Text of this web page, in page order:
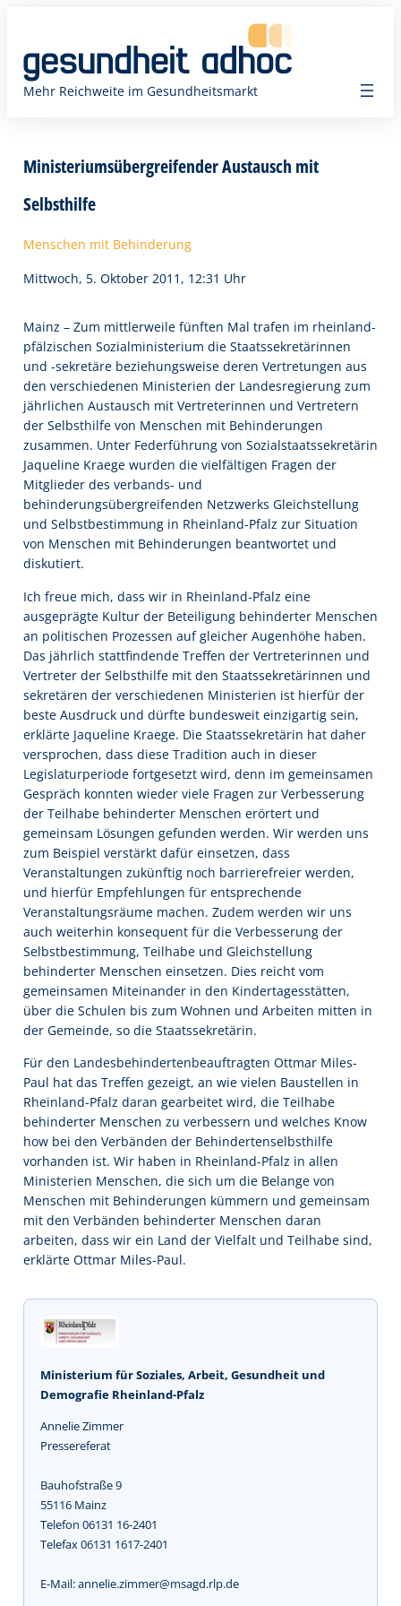
springen
Mehr Reichweite im Gesundheitsmarkt
Ministeriumsübergreifender Austausch mit
Selbsthilfe
Menschen mit Behinderung
Mittwoch, 5. Oktober 2011, 12:31 Uhr
Mainz – Zum mittlerweile fünften Mal trafen im rheinland-
pfälzischen Sozialministerium die Staatssekretärinnen
und -sekretäre beziehungsweise deren Vertretungen aus
den verschiedenen Ministerien der Landesregierung zum
jährlichen Austausch mit Vertreterinnen und Vertretern
der Selbsthilfe von Menschen mit Behinderungen
zusammen. Unter Federführung von Sozialstaatssekretärin
Jaqueline Kraege wurden die vielfältigen Fragen der
Mitglieder des verbands- und
behinderungsübergreifenden Netzwerks Gleichstellung
und Selbstbestimmung in Rheinland-Pfalz zur Situation
von Menschen mit Behinderungen beantwortet und
diskutiert.
Ich freue mich, dass wir in Rheinland-Pfalz eine
ausgeprägte Kultur der Beteiligung behinderter Menschen
an politischen Prozessen auf gleicher Augenhöhe haben.
Das jährlich stattfindende Treffen der Vertreterinnen und
Vertreter der Selbsthilfe mit den Staatssekretärinnen und
sekretären der verschiedenen Ministerien ist hierfür der
beste Ausdruck und dürfte bundesweit einzigartig sein,
erklärte Jaqueline Kraege. Die Staatssekretärin hat daher
versprochen, dass diese Tradition auch in dieser
Legislaturperiode fortgesetzt wird, denn im gemeinsamen
Gespräch konnten wieder viele Fragen zur Verbesserung
der Teilhabe behinderter Menschen erörtert und
gemeinsam Lösungen gefunden werden. Wir werden uns
zum Beispiel verstärkt dafür einsetzen, dass
Veranstaltungen zukünftig noch barrierefreier werden,
und hierfür Empfehlungen für entsprechende
Veranstaltungsräume machen. Zudem werden wir uns
auch weiterhin konsequent für die Verbesserung der
Selbstbestimmung, Teilhabe und Gleichstellung
behinderter Menschen einsetzen. Dies reicht vom
gemeinsamen Miteinander in den Kindertagesstätten,
über die Schulen bis zum Wohnen und Arbeiten mitten in
der Gemeinde, so die Staatssekretärin.
Für den Landesbehindertenbeauftragten Ottmar Miles-
Paul hat das Treffen gezeigt, an wie vielen Baustellen in
Rheinland-Pfalz daran gearbeitet wird, die Teilhabe
behinderter Menschen zu verbessern und welches Know
how bei den Verbänden der Behindertenselbsthilfe
vorhanden ist. Wir haben in Rheinland-Pfalz in allen
Ministerien Menschen, die sich um die Belange von
Menschen mit Behinderungen kümmern und gemeinsam
mit den Verbänden behinderter Menschen daran
arbeiten, dass wir ein Land der Vielfalt und Teilhabe sind,
erklärte Ottmar Miles-Paul.
Ministerium für Soziales, Arbeit, Gesundheit und
Demografie Rheinland-Pfalz
Annelie Zimmer
Pressereferat
Bauhofstraße 9
55116 Mainz
Telefon 06131 16-2401
Telefax 06131 1617-2401
E-Mail: annelie.zimmer@msagd.rlp.de